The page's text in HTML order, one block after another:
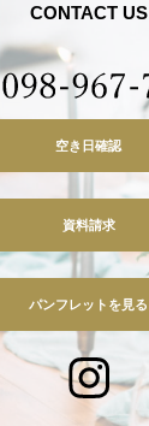
CONTACT US
空き日確認
資料請求
パンフレットを見る